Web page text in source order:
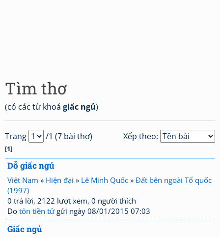
Tìm thơ
(có các từ khoá giấc ngủ)
Xếp theo:
Trang /1 (7 bài thơ)
[1]
Dỗ giấc ngủ
Việt Nam » Hiện đại » Lê Minh Quốc » Đất bên ngoài Tổ quốc
(1997)
0 trả lời, 2122 lượt xem, 0 người thích
Do tôn tiền tửgửi ngày 08/01/2015 07:03
Giấc ngủ